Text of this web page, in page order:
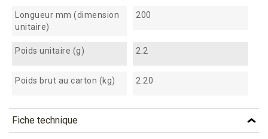
Longueur mm (dimension
unitaire)
200
Poids unitaire (g) 2.2
Poids brut au carton (kg) 2.20
Fiche technique